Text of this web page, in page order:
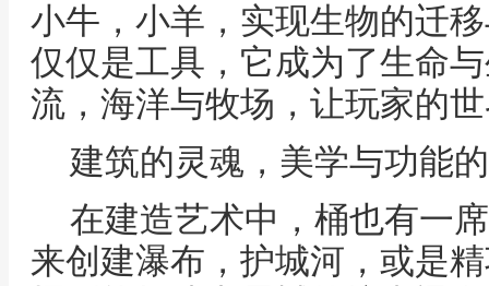
小牛，小羊，实现生物的迁
仅仅是工具，它成为了生命
流，海洋与牧场，让玩家的
建筑的灵魂，美学与功能
在建造艺术中，桶也有一
来创建瀑布，护城河，或是